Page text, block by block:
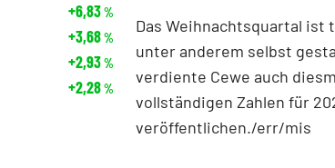
Das Weihnachtsquartal
unter anderem selbst
verdiente Cewe auch
vollständigen Zahlen für
veröffentlichen./err/mis
+6,83%
+3,68%
+2,93%
+2,28%